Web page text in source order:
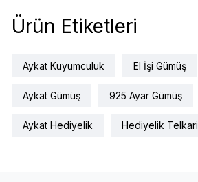
Ürün Etiketleri
Aykat Kuyumculuk El İşi Gümüş
Aykat Gümüş 925 Ayar Gümüş
Aykat Hediyelik Hediyelik Telkari